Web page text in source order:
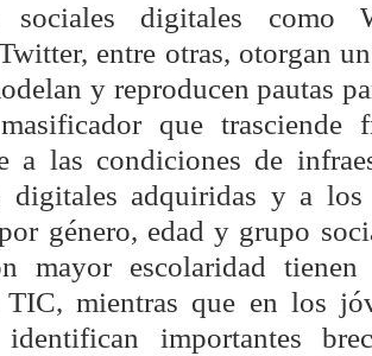
sociales digitales como
entre otras, otorgan
y reproducen pautas
que trasciende
a las condiciones de
digitales adquiridas y a los
género, edad y grupo
mayor escolaridad
mientras que en los
importantes